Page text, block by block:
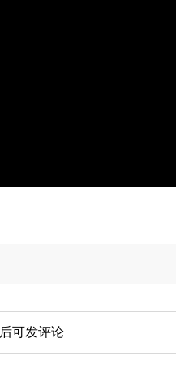
后可发评论